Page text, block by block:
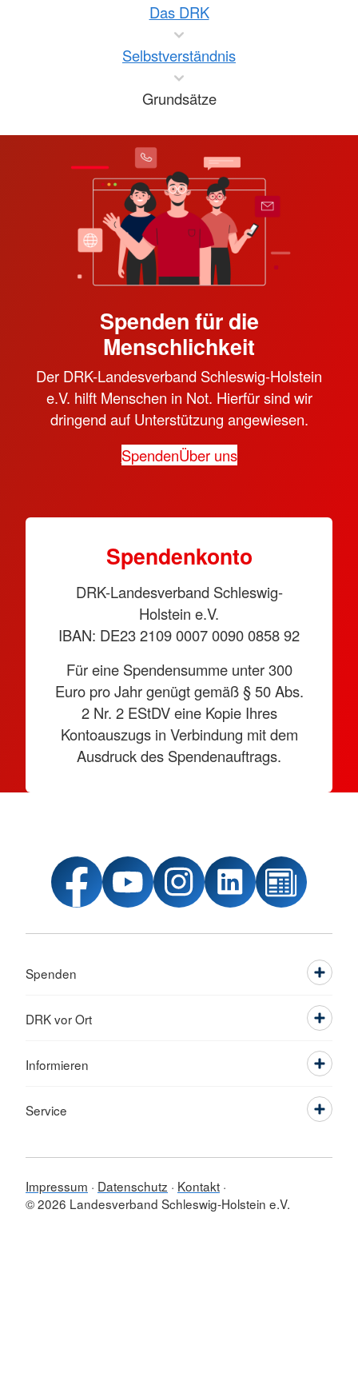
Das DRK
Selbstverständnis
Grundsätze
Spenden für die
Menschlichkeit
Der DRK-Landesverband Schleswig-Holstein
e.V. hilft Menschen in Not. Hierfür sind wir
dringend auf Unterstützung angewiesen.
SpendenÜber uns
Spendenkonto
DRK-Landesverband Schleswig-
Holstein e.V.
IBAN: DE23 2109 0007 0090 0858 92
Für eine Spendensumme unter 300
Euro pro Jahr genügt gemäß § 50 Abs.
2 Nr. 2 EStDV eine Kopie Ihres
Kontoauszugs in Verbindung mit dem
Ausdruck des Spendenauftrags.
Spenden
DRK vor Ort
Informieren
Service
Impressum Datenschutz
Kontakt
© 2026 Landesverband Schleswig-Holstein e.V.